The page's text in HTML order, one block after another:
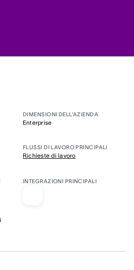
DIMENSIONI DELL’AZIENDA
Enterprise
FLUSSI DI LAVORO PRINCIPALI
Richieste di lavoro
INTEGRAZIONI PRINCIPALI